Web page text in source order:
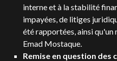
interne et à la stabilité
impayées, de litiges
été rapportées, ainsi
Emad Mostaque.
Remise en question des